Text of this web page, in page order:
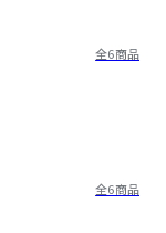
全6商品
全6商品